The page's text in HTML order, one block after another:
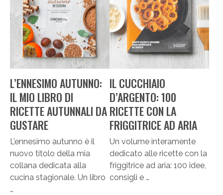
L’ENNESIMO AUTUNNO:
IL MIO LIBRO DI
RICETTE AUTUNNALI DA
GUSTARE
L’ennesimo autunno è il
nuovo titolo della mia
collana dedicata alla
cucina stagionale. Un libro
…
IL CUCCHIAIO
D’ARGENTO: 100
RICETTE CON LA
FRIGGITRICE AD ARIA
Un volume interamente
dedicato alle ricette con la
friggitrice ad aria: 100 idee,
consigli e …